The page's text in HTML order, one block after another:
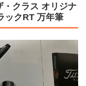
クラス オリジナ
ックRT 万年筆